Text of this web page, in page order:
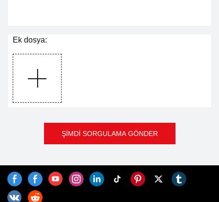
Ek dosya:
ŞİMDİ SORGULAMA GÖNDER